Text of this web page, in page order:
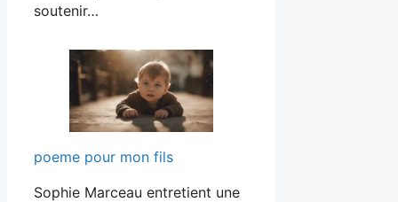
soutenir…
poeme pour mon fils
Sophie Marceau entretient une